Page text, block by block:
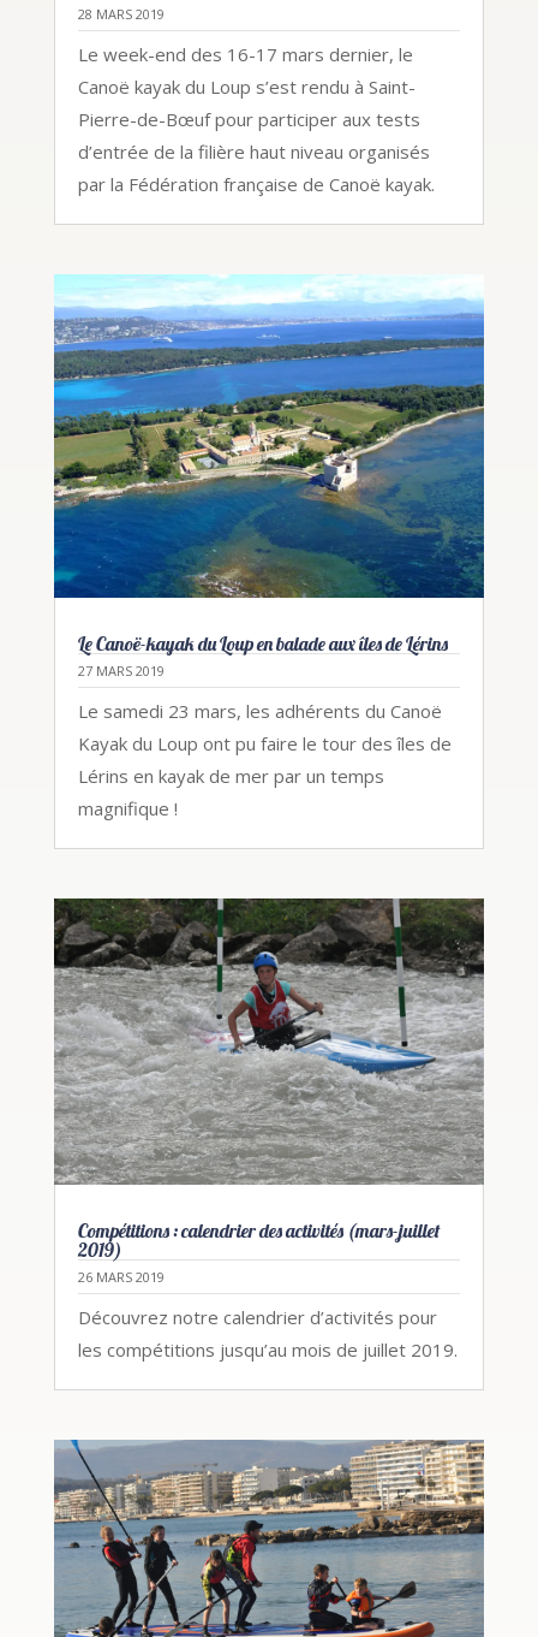
28 MARS 2019
Le week-end des 16-17 mars dernier, le
Canoë kayak du Loup s’est rendu à Saint-
Pierre-de-Bœuf pour participer aux tests
d’entrée de la filière haut niveau organisés
par la Fédération française de Canoë kayak.
Le Canoë-kayak du Loup en balade aux îles de Lérins
27 MARS 2019
Le samedi 23 mars, les adhérents du Canoë
Kayak du Loup ont pu faire le tour des îles de
Lérins en kayak de mer par un temps
magnifique !
Compétitions : calendrier des activités (mars-juillet
2019)
26 MARS 2019
Découvrez notre calendrier d’activités pour
les compétitions jusqu’au mois de juillet 2019.